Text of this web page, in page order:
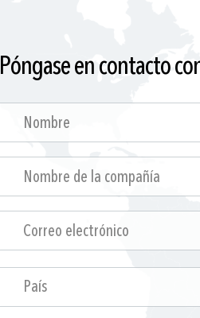
Póngase en contacto
País